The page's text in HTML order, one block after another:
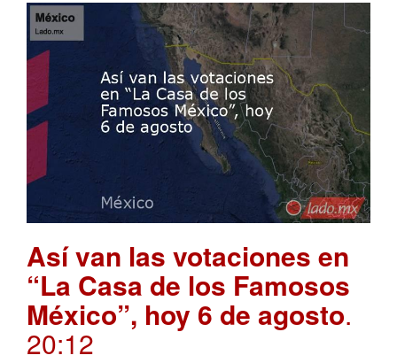
Así van las votaciones en
“La Casa de los Famosos
México”, hoy 6 de agosto.
20:12